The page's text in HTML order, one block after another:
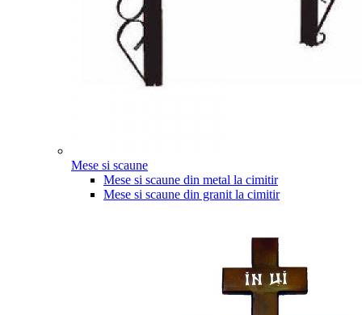
Mese si scaune
Mese si scaune din metal la cimitir
Mese si scaune din granit la cimitir